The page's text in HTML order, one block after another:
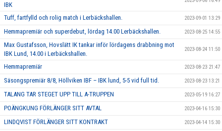
IBK
Tuff, fartfylld och rolig match i Lerbäckshallen. 2023-09-01 13:29
Hemmapremiär och superdebut, lördag 14.00 Lerbäckshallen. 2023-08-25 14:55
Max Gustafsson, Hovslätt IK tankar inför lördagens drabbning mot
IBK Lund, 14.00 i Lerbäckshallen.
2023-08-24 11:50
Hemmapremiär 2023-08-23 21:47
Säsongspremiär 8/8, Höllviken IBF – IBK lund, 5-5 vid full tid. 2023-08-23 13:21
TALANG TAR STEGET UPP TILL A-TRUPPEN 2023-05-19 16:27
POÄNGKUNG FÖRLÄNGER SITT AVTAL 2023-04-16 15:30
LINDQVIST FÖRLÄNGER SITT KONTRAKT 2023-04-14 15:30